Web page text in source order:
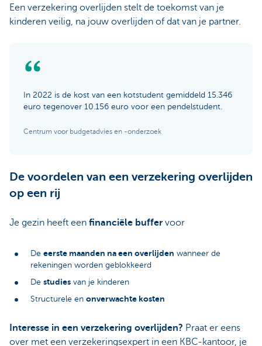
Een verzekering overlijden stelt de toekomst van je
kinderen veilig, na jouw overlijden of dat van je partner.
In 2022 is de kost van een kotstudent gemiddeld 15.346
euro tegenover 10.156 euro voor een pendelstudent.
Centrum voor budgetadvies en -onderzoek
De voordelen van een verzekering overlijden
op een rij
Je gezin heeft een financiële buffer voor
De eerste maanden na een overlijden wanneer de
rekeningen worden geblokkeerd
De studies van je kinderen
Structurele en onverwachte kosten
Interesse in een verzekering overlijden? Praat er eens
over met een verzekeringsexpert in een KBC-kantoor, je